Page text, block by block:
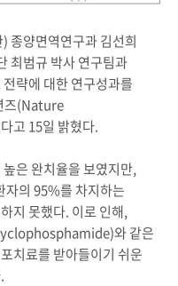
종양면역연구과 김선희
최범규 박사 연구팀과
략에 대한 연구성과를
즈(Nature
고 15일 밝혔다.
은 완치율을 보였지만,
자의 95%를 차지하는
지 못했다. 이로 인해,
와 같은
치료를 받아들이기 쉬운